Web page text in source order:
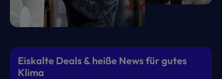
Eiskalte Deals & heiße News für gutes
Klima